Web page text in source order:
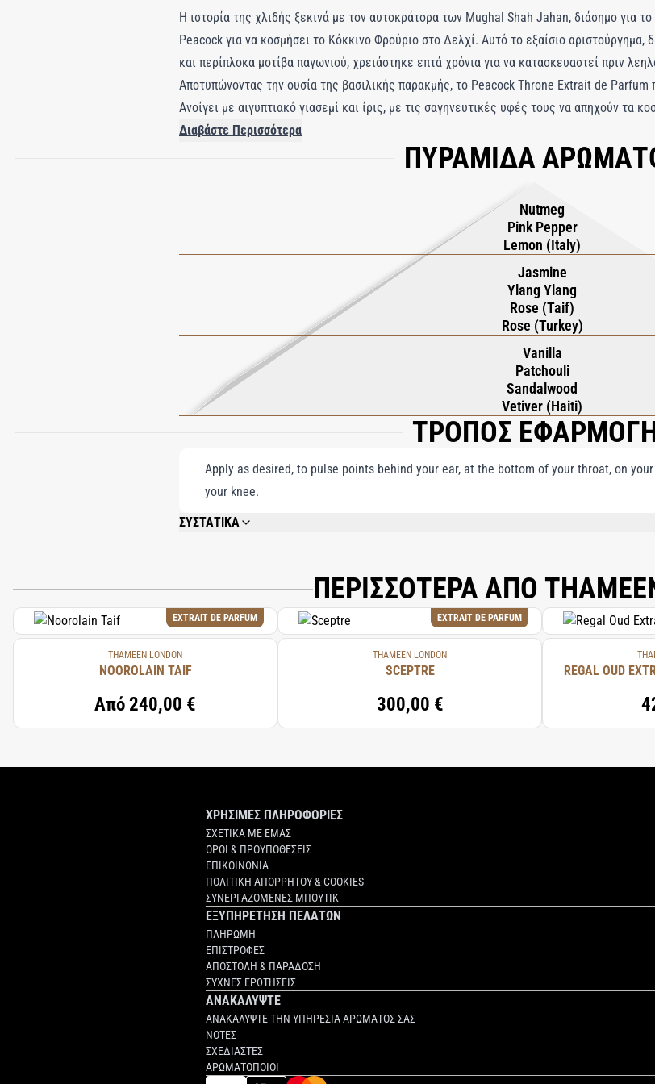
Η ιστορία της χλιδής ξεκινά με τον αυτοκράτορα των Mughal Shah Jahan, διάσημο για
Peacock για να κοσμήσει το Κόκκινο Φρούριο στο Δελχί. Αυτό το εξαίσιο αριστούργημα,
και περίπλοκα μοτίβα παγωνιού, χρειάστηκε επτά χρόνια για να κατασκευαστεί πριν
Αποτυπώνοντας την ουσία της βασιλικής παρακμής, το Peacock Throne Extrait de Parfum
Ανοίγει με αιγυπτιακό γιασεμί και ίρις, με τις σαγηνευτικές υφές τους να απηχούν τα
προσθέτει ένα αρωματικό στιλ και το γλυκό λεμόνι προσφέρει μια αναζωογονητική
παραπέμπει σε μπριός και μαρμελάδα, και καθώς καθιζάνει, το πλούσιο πατσουλί και η
Διαβάστε Περισσότερα
ΠΥΡΑΜΙΔΑ
Nutmeg
Pink Pepper
Lemon (Italy)
Jasmine
Ylang Ylang
Rose (Taif)
Rose (Turkey)
Vanilla
Patchouli
Sandalwood
Vetiver (Haiti)
ΤΡΟΠΟΣ
Apply as desired, to pulse points behind your ear, at the bottom of your throat, on
your knee.
ΣΥΣΤΑΤΙΚΑ
ΠΕΡΙΣΣΟΤΕΡΑ ΑΠΟ
EXTRAIT DE PARFUM
THAMEEN LONDON
NOOROLAIN TAIF
Από240,00 €
EXTRAIT DE PARFUM
THAMEEN LONDON
SCEPTRE
300,00 €
REGAL OUD
ΧΡΗΣΙΜΕΣ ΠΛΗΡΟΦΟΡΙΕΣ
ΣΧΕΤΙΚΑ ΜΕ ΕΜΑΣ
ΟΡΟΙ & ΠΡΟΥΠΟΘΕΣΕΙΣ
ΕΠΙΚΟΙΝΩΝΙΑ
ΠΟΛΙΤΙΚΗ ΑΠΟΡΡΗΤΟΥ & COOKIES
ΣΥΝΕΡΓΑΖΟΜΕΝΕΣ ΜΠΟΥΤΙΚ
ΕΞΥΠΗΡΕΤΗΣΗ ΠΕΛΑΤΩΝ
ΠΛΗΡΩΜΗ
ΕΠΙΣΤΡΟΦΕΣ
ΑΠΟΣΤΟΛΗ & ΠΑΡΑΔΟΣΗ
ΣΥΧΝΕΣ ΕΡΩΤΗΣΕΙΣ
ΑΝΑΚΑΛΥΨΤΕ
ΑΝΑΚΑΛΥΨΤΕ ΤΗΝ ΥΠΗΡΕΣΙΑ ΑΡΩΜΑΤΟΣ ΣΑΣ
ΝΟΤΕΣ
ΣΧΕΔΙΑΣΤΕΣ
ΑΡΩΜΑΤΟΠΟΙΟΙ